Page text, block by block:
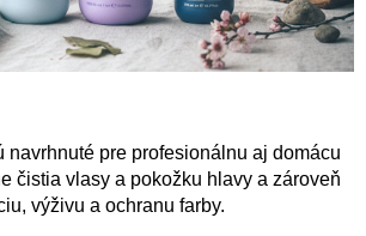
navrhnuté pre profesionálnu aj domácu
čistia vlasy a pokožku hlavy a zároveň
výživu a ochranu farby.